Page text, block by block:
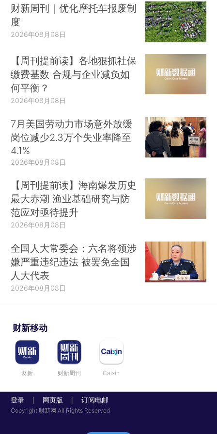
财新周刊｜优化摩托车报废制
度
2026年08月08日
【周刊提前读】各地狠抓社保
缴费基数 合规与企业减负如
何平衡？
2026年08月08日
7月美国劳动力市场意外放缓
岗位减少2.3万个失业率降至
4.1%
2026年08月08日
【周刊提前读】海南爆发历史
最大赤潮 渔业基础研究与防
范应对亟待提升
2026年08月08日
全国人大常委会：六名将领涉
嫌严重违纪违法 被罢免全国
人大代表
2026年08月08日
财新移动
财新 财新周刊 Caixin
登录 网页版 订阅电邮
Copyright 财新网 All Rights Reserved